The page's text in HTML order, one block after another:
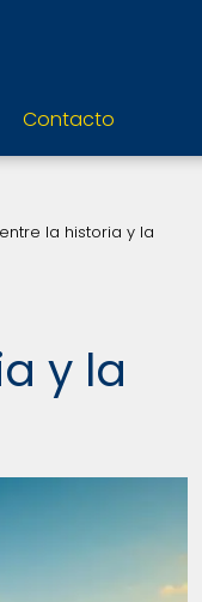
Contacto
la historia y la
y la